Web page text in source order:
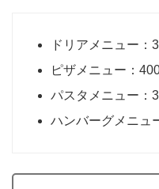
ドリアメニュー：
ピザメニュー：
パスタメニュー：
ハンバーグメニュ